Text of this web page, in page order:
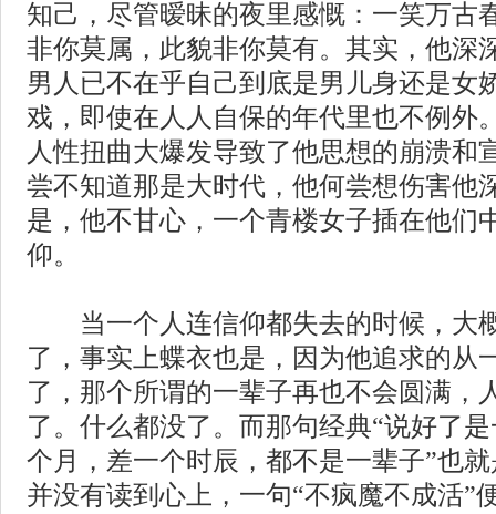
知己，尽管暧昧的夜里感慨：一笑万古
非你莫属，此貌非你莫有。其实，他深
男人已不在乎自己到底是男儿身还是女
戏，即使在人人自保的年代里也不例外
人性扭曲大爆发导致了他思想的崩溃和
尝不知道那是大时代，他何尝想伤害他
是，他不甘心，一个青楼女子插在他们
仰。
当一个人连信仰都失去的时候，大
了，事实上蝶衣也是，因为他追求的从
了，那个所谓的一辈子再也不会圆满，
了。什么都没了。而那句经典“说好了
个月，差一个时辰，都不是一辈子”也
并没有读到心上，一句“不疯魔不成活”